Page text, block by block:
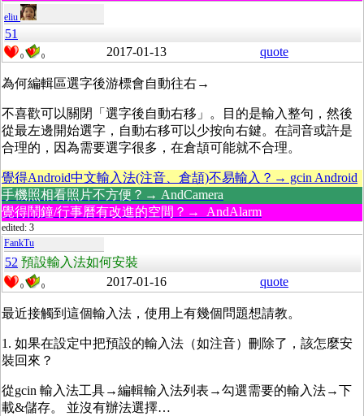
eliu
51
0 0 2017-01-13 quote
為何編輯區選字後游標會自動往右→
不喜歡可以關閉「選字後自動右移」。目的是輸入整句，然後
從最左邊開始選字，自動右移可以少按向右鍵。在詞音或許是
合理的，因為需要選字很多，在倉頡可能就不合理。
覺得Android中文輸入法(注音、倉頡)不易輸入？→ gcin Android
手機照相看照片不方便？→ AndCamera
覺得鬧鐘/行事曆有改進的空間？→ AndAlarm
edited: 3
FankTu
52 預設輸入法如何安裝
0 0 2017-01-16 quote
最近接觸到這個輸入法，使用上有幾個問題想請教。
1. 如果在設定中把預設的輸入法（如注音）刪除了，該怎麼安
裝回來？
從gcin 輸入法工具→編輯輸入法列表→勾選需要的輸入法→下
載&儲存。 並沒有辦法選擇…